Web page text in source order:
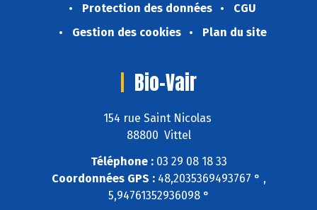
Protection des données
CGU
Gestion des cookies
Plan du site
Bio-Vair
154 rue Saint Nicolas
88800 Vittel
Téléphone :03 29 08 18 33
Coordonnées GPS :48,2035369493767 ° ,
5,94761352936098 °